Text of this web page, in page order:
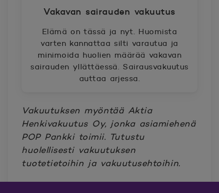
Vakavan sairauden vakuutus
Elämä on tässä ja nyt. Huomista
varten kannattaa silti varautua ja
minimoida huolien määrää vakavan
sairauden yllättäessä. Sairausvakuutus
auttaa arjessa.
Vakuutuksen myöntää Aktia
Henkivakuutus Oy, jonka asiamiehenä
POP Pankki toimii. Tutustu
huolellisesti vakuutuksen
tuotetietoihin ja vakuutusehtoihin.